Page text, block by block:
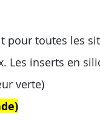
pour toutes les
inserts en
verte)